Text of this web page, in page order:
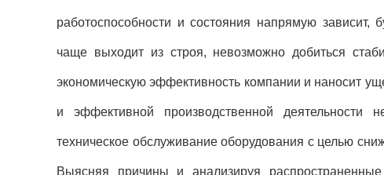
работоспособности и состояния напрямую
чаще выходит из строя, невозможно добиться
экономическую эффективность компании и наносит
и эффективной производственной деятельности
техническое обслуживание оборудования с целью
Выясняя причины и анализируя